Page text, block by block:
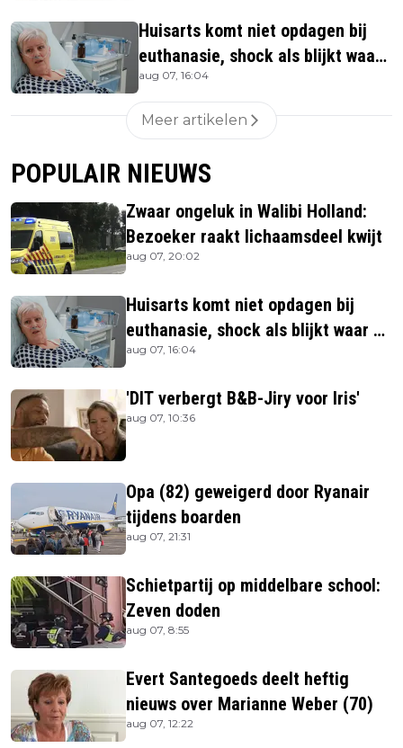
Huisarts komt niet opdagen bij
euthanasie, shock als blijkt waar
ze is
aug 07, 16:04
Meer artikelen
POPULAIR NIEUWS
Zwaar ongeluk in Walibi Holland:
Bezoeker raakt lichaamsdeel kwijt
aug 07, 20:02
Huisarts komt niet opdagen bij
euthanasie, shock als blijkt waar ze
is
aug 07, 16:04
'DIT verbergt B&B-Jiry voor Iris'
aug 07, 10:36
Opa (82) geweigerd door Ryanair
tijdens boarden
aug 07, 21:31
Schietpartij op middelbare school:
Zeven doden
aug 07, 8:55
Evert Santegoeds deelt heftig
nieuws over Marianne Weber (70)
aug 07, 12:22